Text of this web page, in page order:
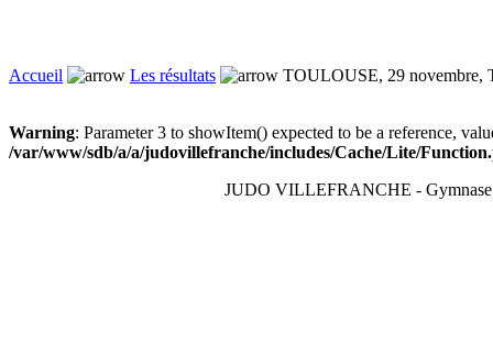
Accueil Les résultats TOULOUSE, 29 novembre,
Warning: Parameter 3 to showItem() expected to be a reference,
/var/www/sdb/a/a/judovillefranche/includes/Cache/Lite/
JUDO VILLEFRANCHE - Gymnase